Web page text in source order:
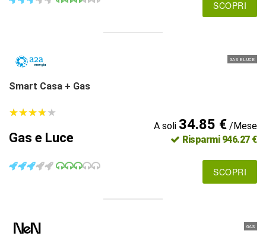
SCOPRI
GAS E LUCE
Smart Casa + Gas
★★★★★
★★★★★
Gas e Luce
A soli 34.85 €/Mese
Risparmi 946.27 €
SCOPRI
GAS